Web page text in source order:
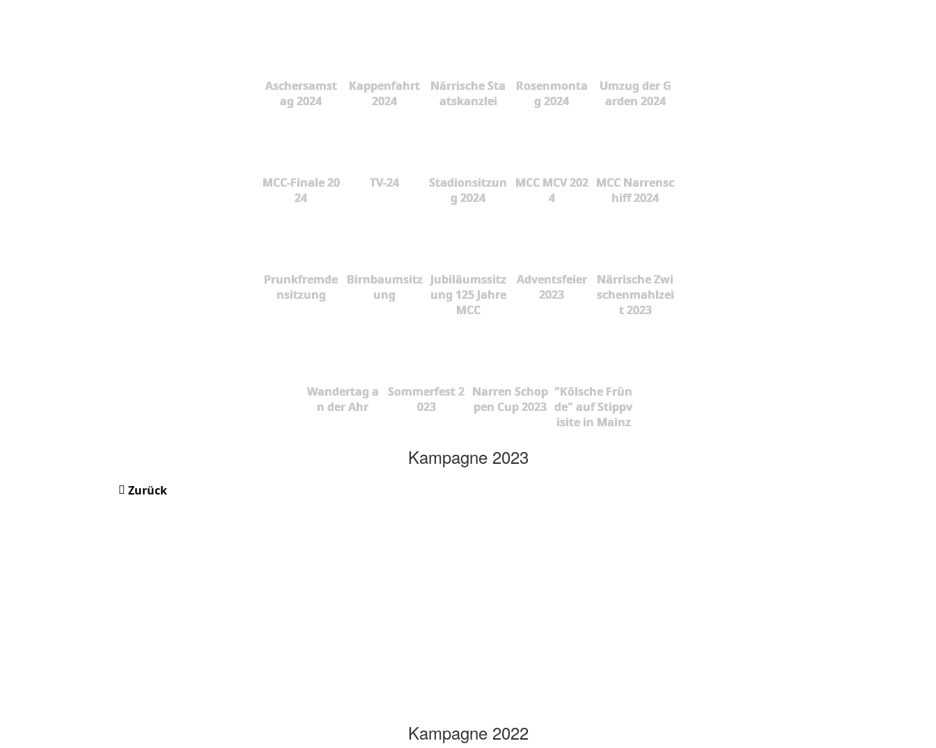
Aschersamst
ag 2024
Kappenfahrt
2024
Närrische Sta
atskanzlei
Rosenmonta
g 2024
Umzug der G
arden 2024
MCC-Finale 20
24
TV-24
Stadionsitzun
g 2024
MCC MCV 202
4
MCC Narrensc
hiff 2024
Prunkfremde
nsitzung
Birnbaumsitz
ung
Jubiläumssitz
ung 125 Jahre
MCC
Adventsfeier
2023
Närrische Zwi
schenmahlzei
t 2023
Wandertag a
n der Ahr
Sommerfest 2
023
Narren Schop
pen Cup 2023
"Kölsche Frün
de" auf Stippv
isite in Mainz
Kampagne 2023
Zurück
Kampagne 2022